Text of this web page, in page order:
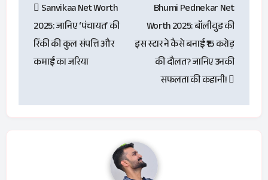
navigation
Sanvikaa Net Worth
2025: जानिए ‘पंचायत’ की
रिंकी की कुल संपत्ति और
कमाई का जरिया
Bhumi Pednekar Net
Worth 2025: बॉलीवुड की
इस स्टार ने कैसे बनाई ₹15 करोड़
की दौलत? जानिए उनकी
सफलता की कहानी!